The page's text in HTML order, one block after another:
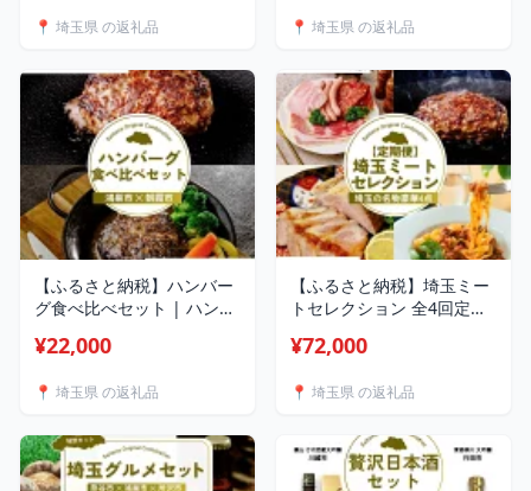
ポーク ブロック ジビエ 鹿
📍 埼玉県 の返礼品
埼玉県庁
📍 埼玉県 の返礼品
【ふるさと納税】ハンバー
グ食べ比べセット | ハンバ
嬉豚 食べ比べ 牛肉 お肉 肉
¥22,000
📍 埼玉県 の返礼品
【ふるさと納税】埼玉ミー
トセレクション 全4回定期
ージ ポークジャーキー ジ
和牛 ローストポーク ブロ
玉県 埼玉県庁
¥72,000
📍 埼玉県 の返礼品